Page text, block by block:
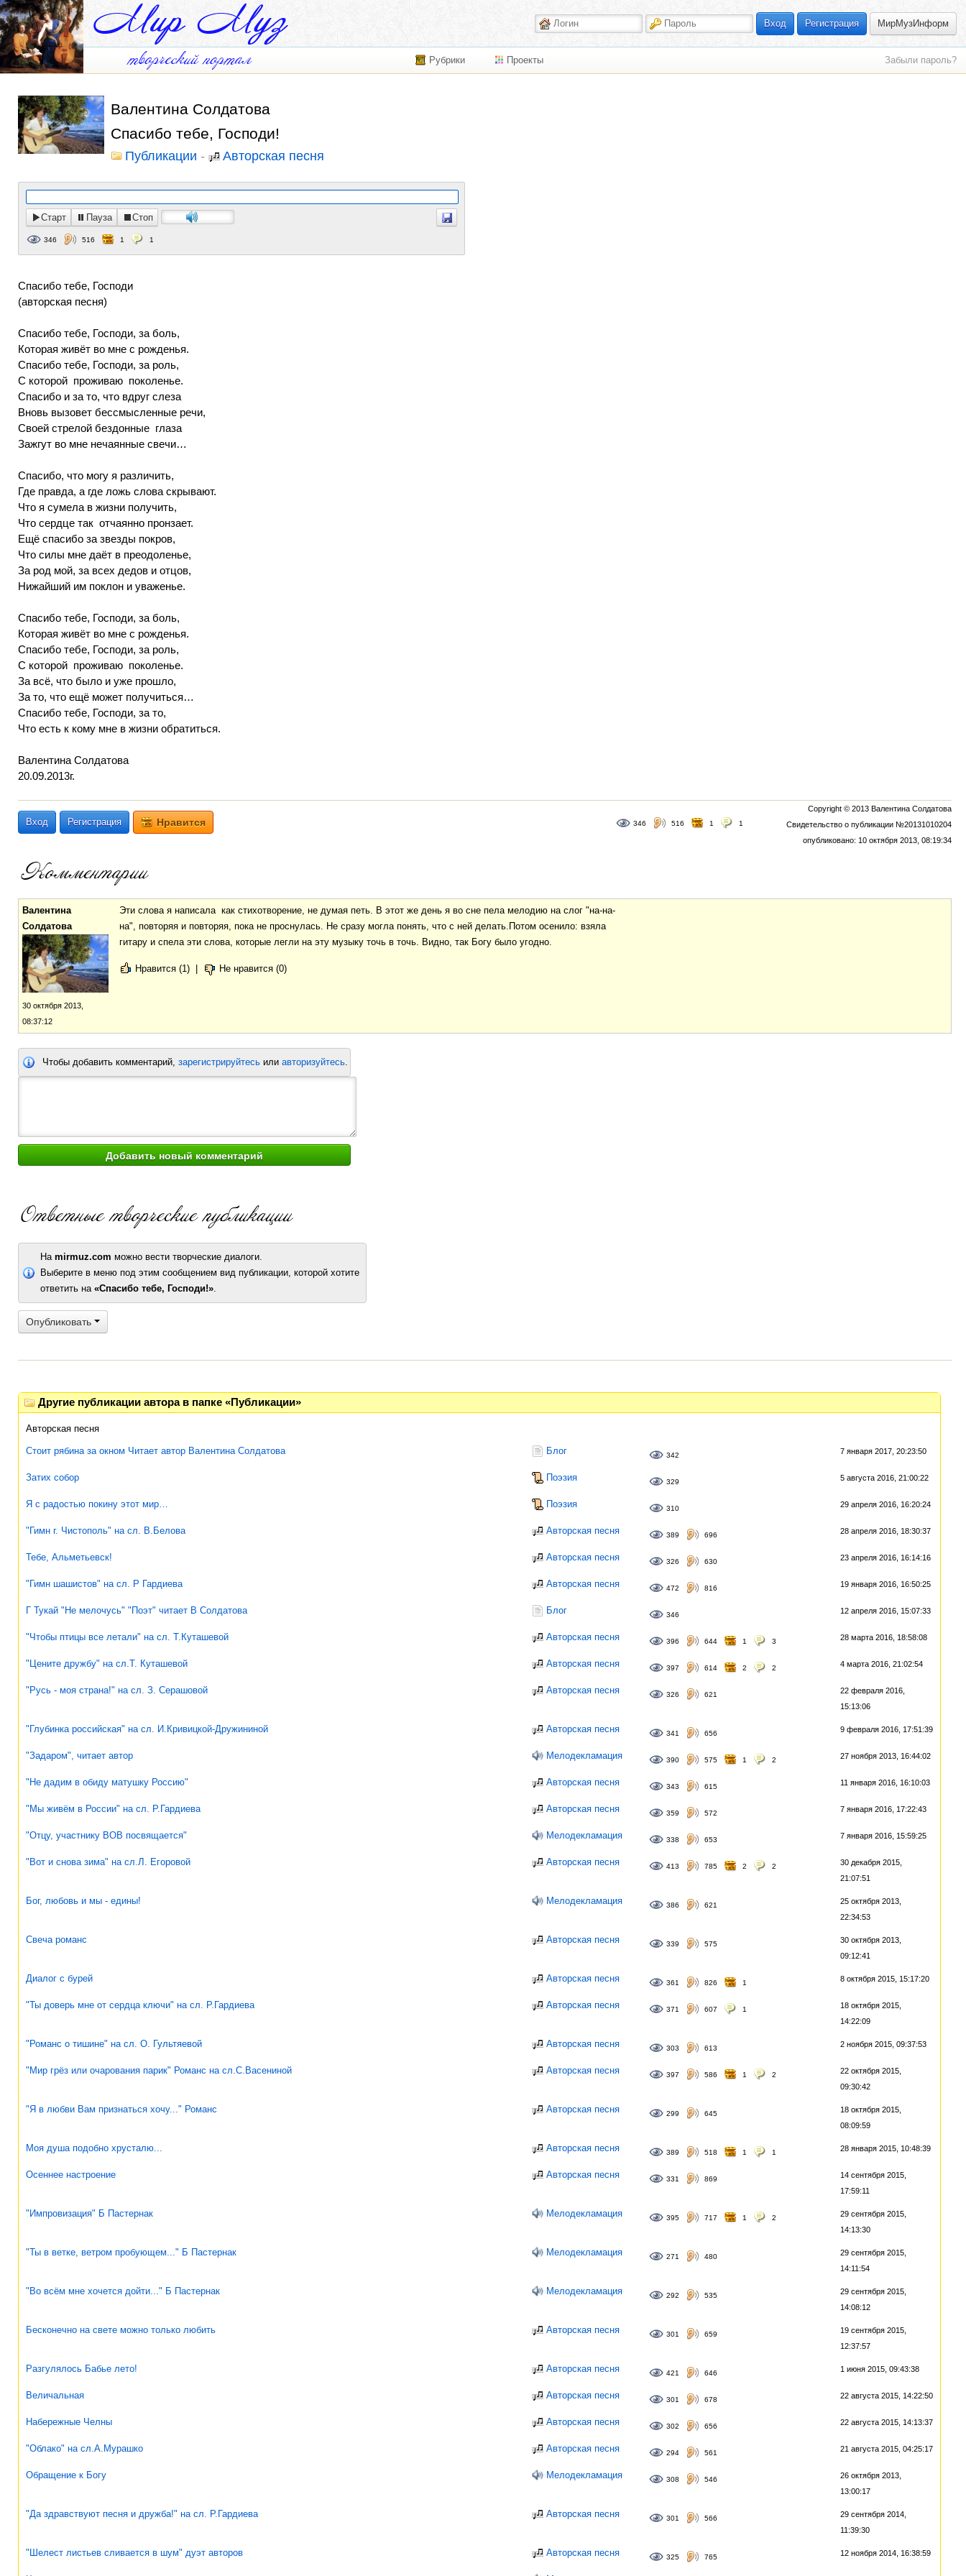
Вход Регистрация МирМузИнформ
Рубрики Проекты Забыли пароль?
Валентина Солдатова
Спасибо тебе, Господи!
Публикации - Авторская песня
Старт Пауза Стоп
346 516 1 1
Спасибо тебе, Господи
(авторская песня)
Спасибо тебе, Господи, за боль,
Которая живёт во мне с рожденья.
Спасибо тебе, Господи, за роль,
С которой проживаю поколенье.
Спасибо и за то, что вдруг слеза
Вновь вызовет бессмысленные речи,
Своей стрелой бездонные глаза
Зажгут во мне нечаянные свечи…
Спасибо, что могу я различить,
Где правда, а где ложь слова скрывают.
Что я сумела в жизни получить,
Что сердце так отчаянно пронзает.
Ещё спасибо за звезды покров,
Что силы мне даёт в преодоленье,
За род мой, за всех дедов и отцов,
Нижайший им поклон и уваженье.
Спасибо тебе, Господи, за боль,
Которая живёт во мне с рожденья.
Спасибо тебе, Господи, за роль,
С которой проживаю поколенье.
За всё, что было и уже прошло,
За то, что ещё может получиться…
Спасибо тебе, Господи, за то,
Что есть к кому мне в жизни обратиться.
Валентина Солдатова
20.09.2013г.
Copyright © 2013 Валентина Солдатова
Свидетельство о публикации №20131010204
опубликовано: 10 октября 2013, 08:19:34
346 516 1 1
Вход Регистрация Нравится
Валентина
Солдатова
30 октября 2013,
08:37:12
Эти слова я написала как стихотворение, не думая петь. В этот же день я во сне пела мелодию на слог "на-на-
на", повторяя и повторяя, пока не проснулась. Не сразу могла понять, что с ней делать.Потом осенило: взяла
гитару и спела эти слова, которые легли на эту музыку точь в точь. Видно, так Богу было угодно.
Нравится (1) Не нравится (0)
Чтобы добавить комментарий, зарегистрируйтесь или авторизуйтесь
На mirmuz.com можно вести творческие диалоги.
Выберите в меню под этим сообщением вид публикации, которой хотите
ответить на «Спасибо тебе, Господи!»
Опубликовать
Другие публикации автора в папке «Публикации»
Авторская песня
Стоит рябина за окном Читает автор Валентина Солдатова Блог 342 7 января 2017, 20:23:50
Затих собор Поэзия 329 5 августа 2016, 21:00:22
Я с радостью покину этот мир… Поэзия 310 29 апреля 2016, 16:20:24
"Гимн г. Чистополь" на сл. В.Белова Авторская песня 389 696 28 апреля 2016, 18:30:37
Тебе, Альметьевск! Авторская песня 326 630 23 апреля 2016, 16:14:16
"Гимн шашистов" на сл. Р Гардиева Авторская песня 472 816 19 января 2016, 16:50:25
Г Тукай "Не мелочусь" "Поэт" читает В Солдатова Блог 346 12 апреля 2016, 15:07:33
"Чтобы птицы все летали" на сл. Т.Куташевой Авторская песня 396 644 1 3 28 марта 2016, 18:58:08
"Цените дружбу" на сл.Т. Куташевой Авторская песня 397 614 2 2 4 марта 2016, 21:02:54
"Русь - моя страна!" на сл. З. Серашовой Авторская песня 326 621
22 февраля 2016,
15:13:06
"Глубинка российская" на сл. И.Кривицкой-Дружининой Авторская песня 341 656 9 февраля 2016, 17:51:39
"Задаром", читает автор Мелодекламация 390 575 1 2 27 ноября 2013, 16:44:02
"Не дадим в обиду матушку Россию" Авторская песня 343 615 11 января 2016, 16:10:03
"Мы живём в России" на сл. Р.Гардиева Авторская песня 359 572 7 января 2016, 17:22:43
"Отцу, участнику ВОВ посвящается" Мелодекламация 338 653 7 января 2016, 15:59:25
"Вот и снова зима" на сл.Л. Егоровой Авторская песня 413 785 2 2
30 декабря 2015,
21:07:51
Бог, любовь и мы - едины! Мелодекламация 386 621
25 октября 2013,
22:34:53
Свеча романс Авторская песня 339 575
30 октября 2013,
09:12:41
Диалог с бурей Авторская песня 361 826 1 8 октября 2015, 15:17:20
"Ты доверь мне от сердца ключи" на сл. Р.Гардиева Авторская песня 371 607 1
18 октября 2015,
14:22:09
"Романс о тишине" на сл. О. Гультяевой Авторская песня 303 613 2 ноября 2015, 09:37:53
"Мир грёз или очарования парик" Романс на сл.С.Васениной Авторская песня 397 586 1 2
22 октября 2015,
09:30:42
"Я в любви Вам признаться хочу..." Романс Авторская песня 299 645
18 октября 2015,
08:09:59
Моя душа подобно хрусталю... Авторская песня 389 518 1 1 28 января 2015, 10:48:39
Осеннее настроение Авторская песня 331 869
14 сентября 2015,
17:59:11
"Импровизация" Б Пастернак Мелодекламация 395 717 1 2
29 сентября 2015,
14:13:30
"Ты в ветке, ветром пробующем..." Б Пастернак Мелодекламация 271 480
29 сентября 2015,
14:11:54
"Во всём мне хочется дойти..." Б Пастернак Мелодекламация 292 535
29 сентября 2015,
14:08:12
Бесконечно на свете можно только любить Авторская песня 301 659
19 сентября 2015,
12:37:57
Разгулялось Бабье лето! Авторская песня 421 646 1 июня 2015, 09:43:38
Величальная Авторская песня 301 678 22 августа 2015, 14:22:50
Набережные Челны Авторская песня 302 656 22 августа 2015, 14:13:37
"Облако" на сл.А.Мурашко Авторская песня 294 561 21 августа 2015, 04:25:17
Обращение к Богу Мелодекламация 308 546
26 октября 2013,
13:00:17
"Да здравствуют песня и дружба!" на сл. Р.Гардиева Авторская песня 301 566
29 сентября 2014,
11:39:30
"Шелест листьев сливается в шум" дуэт авторов Авторская песня 325 765 12 ноября 2014, 16:38:59